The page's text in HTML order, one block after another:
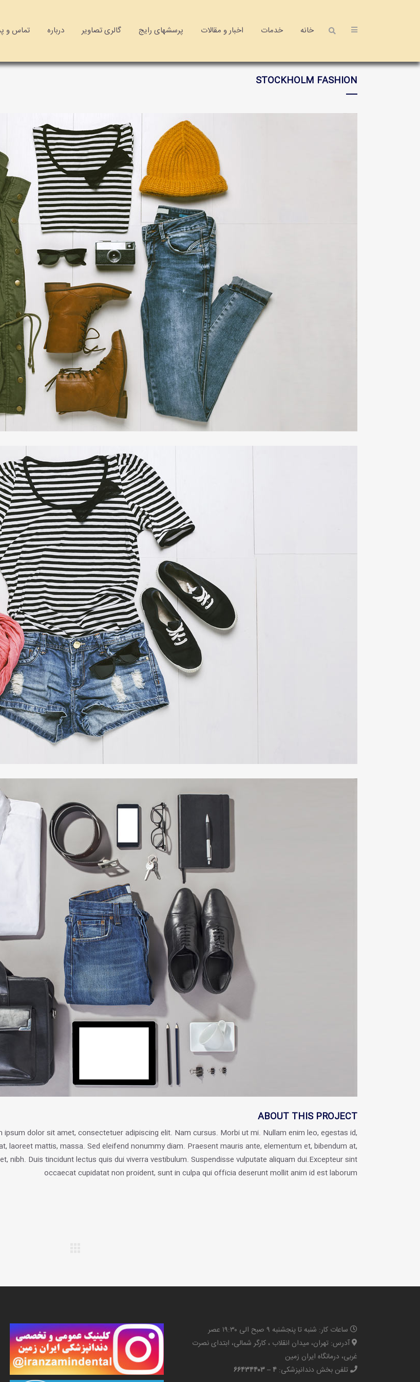
خانه خدمات اخبار و مقالات پرسشهای رایج گالری تصاویر درباره تماس و
STOCKHOLM FASHION
ABOUT THIS PROJECT
ipsum dolor sit amet, consectetuer adipiscing elit. Nam cursus. Morbi ut mi. Nullam enim leo, egestas id,
laoreet mattis, massa. Sed eleifend nonummy diam. Praesent mauris ante, elementum et, bibendum at,
nibh. Duis tincidunt lectus quis dui viverra vestibulum. Suspendisse vulputate aliquam dui.Excepteur sint
occaecat cupidatat non proident, sunt in culpa qui officia deserunt mollit anim id est laborum
ساعات کار: شنبه تا پنجشنبه ۹ صبح الی ۱۹:۳۰ عصر
آدرس: تهران، میدان انقلاب ، کارگر شمالی، ابتدای نصرت
غربی، درمانگاه ایران زمین
تلفن بخش دندانپزشکی: ۴ – ۶۶۴۳۴۴۰۳